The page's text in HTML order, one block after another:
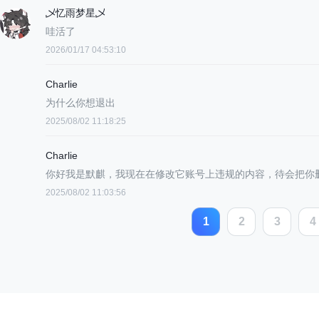
乄忆雨梦星乄
哇活了
2026/01/17 04:53:10
Charlie
为什么你想退出
2025/08/02 11:18:25
Charlie
你好我是默麒，我现在在修改它账号上违规的内容，待会把你
2025/08/02 11:03:56
1 2 3 4